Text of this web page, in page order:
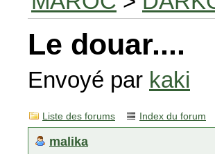
Le douar....
Envoyé par kaki
Liste des forums Index du forum
malika